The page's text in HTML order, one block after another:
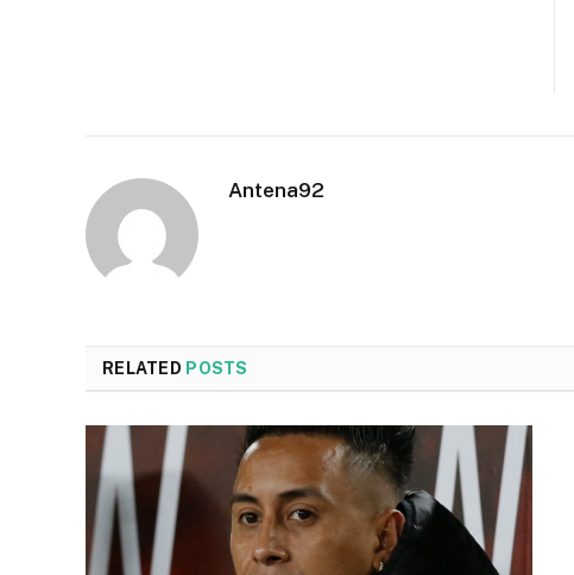
Antena92
RELATED POSTS